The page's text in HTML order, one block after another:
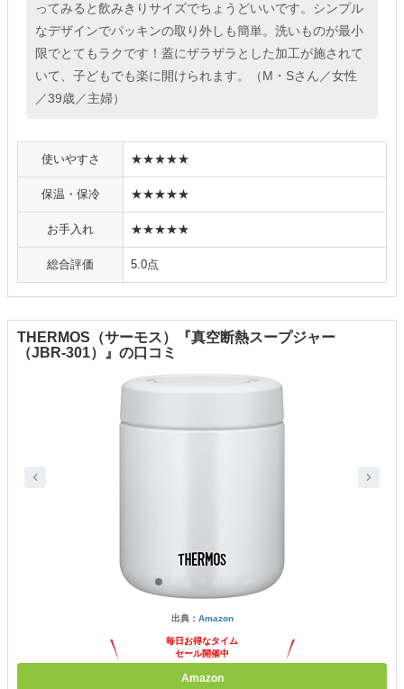
ってみると飲みきりサイズでちょうどいいです。シンプル
なデザインでパッキンの取り外しも簡単。洗いものが最小
限でとてもラクです！蓋にザラザラとした加工が施されて
いて、子どもでも楽に開けられます。（M・Sさん／女性
／39歳／主婦）
使いやすさ ★★★★★
保温・保冷 ★★★★★
お手入れ ★★★★★
総合評価 5.0点
THERMOS（サーモス）『真空断熱スープジャー
（JBR-301）』の口コミ
出典： Amazon
毎日お得なタイム
セール開催中
Amazon